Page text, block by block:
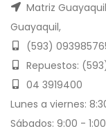
Matriz
Guayaquil,
(593)
Repuestos:
04 3919400
Lunes a viernes:
Sábados: 9:00 -